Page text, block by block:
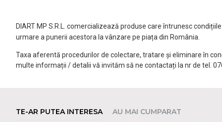
DIART MP S.R.L. comercializează produse care întrunesc
urmare a punerii acestora la vânzare pe piața din România.
Taxa aferentă procedurilor de colectare, tratare și eliminare în
multe informații / detalii vă invităm să ne contactați la nr de tel.
TE-AR PUTEA INTERESA AU MAI CUMPARAT